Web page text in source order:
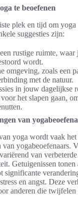
te beoefenen
plek en tijd om yoga
suggesties zijn:
rustige ruimte, waar
wordt.
omgeving, zoals een
met de natuur.
in jouw dagelijkse
het slapen gaan,
van
yoga wordt vaak
yogabeoefenaars.
van
Getuigenissen tonen
significante
en angst. Deze
anderen die